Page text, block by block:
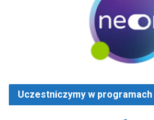
Uczestniczymy w programach